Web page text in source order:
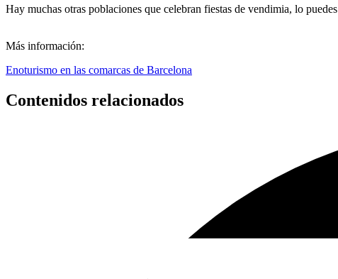
A finales de octubre se celebra laFiesta del Mostode Font-rubí, unas
Hay muchas otras poblaciones que celebran fiestas de vendimia, lo puedes
Enoturismo en las comarcas de Barcelona